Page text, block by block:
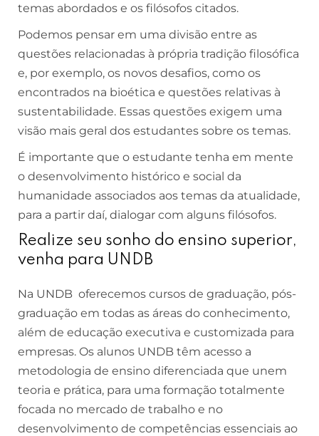
temas abordados e os filósofos citados.
Podemos pensar em uma divisão entre as
questões relacionadas à própria tradição filosófica
e, por exemplo, os novos desafios, como os
encontrados na bioética e questões relativas à
sustentabilidade. Essas questões exigem uma
visão mais geral dos estudantes sobre os temas.
É importante que o estudante tenha em mente
o desenvolvimento histórico e social da
humanidade associados aos temas da atualidade,
para a partir daí, dialogar com alguns filósofos.
Realize seu sonho do ensino superior,
venha para UNDB
Na UNDB oferecemos cursos de graduação, pós-
graduação em todas as áreas do conhecimento,
além de educação executiva e customizada para
empresas. Os alunos UNDB têm acesso a
metodologia de ensino diferenciada que unem
teoria e prática, para uma formação totalmente
focada no mercado de trabalho e no
desenvolvimento de competências essenciais ao